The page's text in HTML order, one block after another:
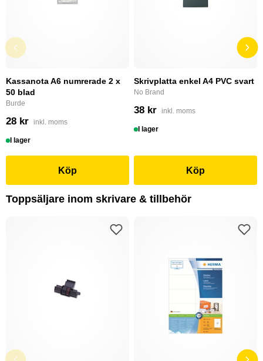
Kassanota A6 numrerade 2 x
50 blad
Burde
28 kr inkl. moms
I lager
Köp
Skrivplatta enkel A4 PVC svart
No Brand
38 kr inkl. moms
I lager
Köp
Toppsäljare inom skrivare & tillbehör